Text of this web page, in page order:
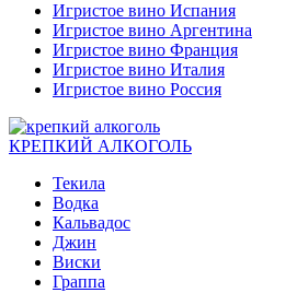
Игристое вино Испания
Игристое вино Аргентина
Игристое вино Франция
Игристое вино Италия
Игристое вино Россия
КРЕПКИЙ АЛКОГОЛЬ
Текила
Водка
Кальвадос
Джин
Виски
Граппа